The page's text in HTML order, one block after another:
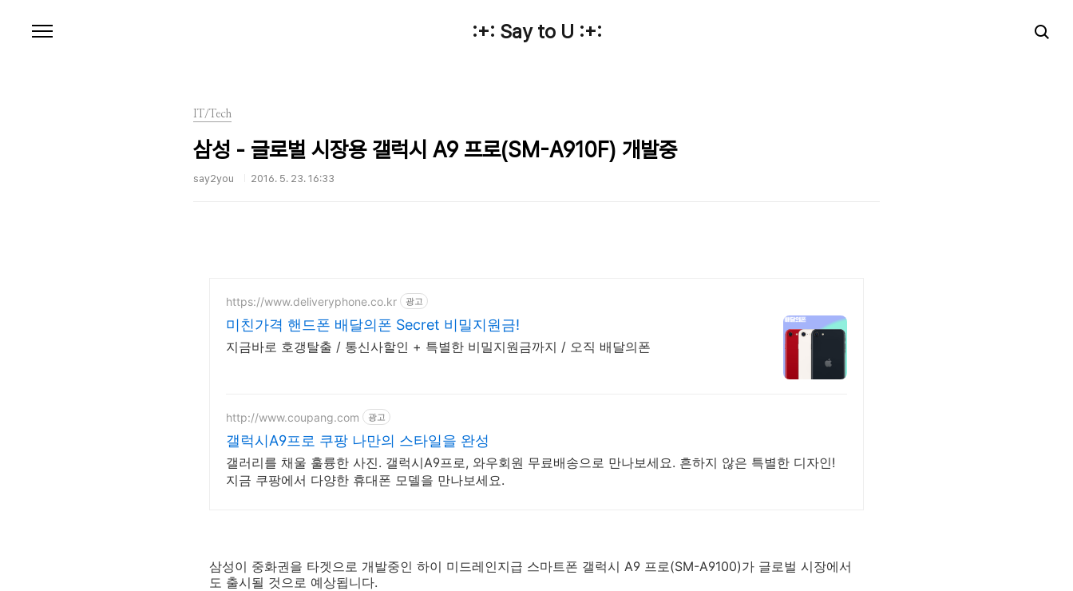
:+: Say to U :+:
IT/Tech
삼성 - 글로벌 시장용 갤럭시 A9 프로(SM-A910F) 개발중
say2you 2016. 5. 23. 16:33
https://www.deliveryphone.co.kr 광고
미친가격 핸드폰 배달의폰 Secret 비밀지원금!
지금바로 호갱탈출 / 통신사할인 + 특별한 비밀지원금까지 / 오직 배달의폰
http://www.coupang.com 광고
갤럭시A9프로 쿠팡 나만의 스타일을 완성
갤러리를 채울 훌륭한 사진. 갤럭시A9프로, 와우회원 무료배송으로 만나보세요. 흔하지 않은 특별한 디자인!
지금 쿠팡에서 다양한 휴대폰 모델을 만나보세요.
삼성이 중화권을 타겟으로 개발중인 하이 미드레인지급 스마트폰 갤럭시 A9 프로(SM-A9100)가 글로벌 시장에서
도 출시될 것으로 예상됩니다.